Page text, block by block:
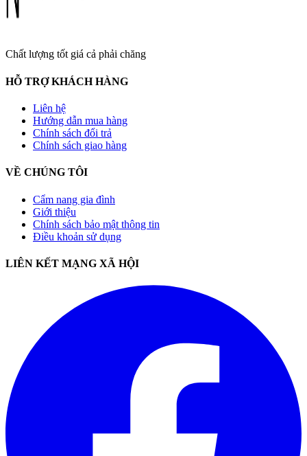
Chất lượng tốt giá cả phải chăng
HỖ TRỢ KHÁCH HÀNG
Liên hệ
Hướng dẫn mua hàng
Chính sách đổi trả
Chính sách giao hàng
VỀ CHÚNG TÔI
Cẩm nang gia đình
Giới thiệu
Chính sách bảo mật thông tin
Điều khoản sử dụng
LIÊN KẾT MẠNG XÃ HỘI